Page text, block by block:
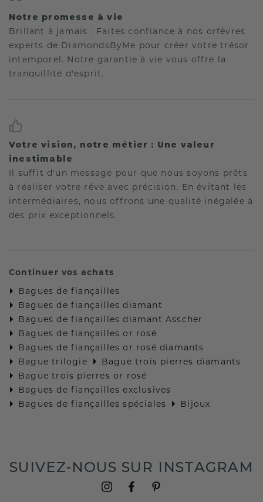
Notre promesse à vie
Brillant à jamais : Faites confiance à nos orfèvres
experts de DiamondsByMe pour créer votre trésor
intemporel. Notre garantie à vie vous offre la
tranquillité d'esprit.
Votre vision, notre métier : Une valeur
inestimable
Il suffit d'un message pour que nous soyons prêts
à réaliser votre rêve avec précision. En évitant les
intermédiaires, nous offrons une qualité inégalée à
des prix exceptionnels.
Continuer vos achats
Bagues de fiançailles
Bagues de fiançailles diamant
Bagues de fiançailles diamant Asscher
Bagues de fiançailles or rosé
Bagues de fiançailles or rosé diamants
Bague trilogie
Bague trois pierres diamants
Bague trois pierres or rosé
Bagues de fiançailles exclusives
Bagues de fiançailles spéciales
Bijoux
SUIVEZ-NOUS SUR INSTAGRAM